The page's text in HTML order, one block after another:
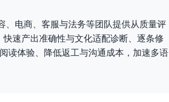
、电商、客服与法务等团队提供从质量评
速产出准确性与文化适配诊断、逐条修
读体验、降低返工与沟通成本，加速多语